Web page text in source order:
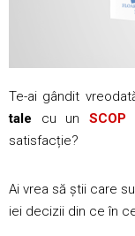
Te-ai gândit
tale cu un SCOP
satisfacție?
Ai vrea să știi care
iei decizii din ce în